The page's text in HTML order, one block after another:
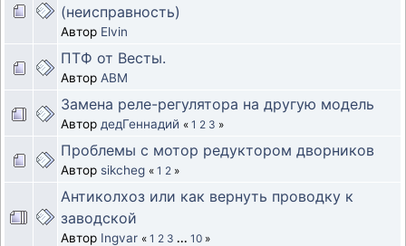
(неисправность)
Автор Elvin
ПТФ от Весты.
Автор ABM
Замена реле-регулятора на другую модель
Автор дедГеннадий « 1 2 3 »
Проблемы с мотор редуктором дворников
Автор sikcheg « 1 2 »
Антиколхоз или как вернуть проводку к
заводской
Автор Ingvar « 1 2 3 ... 10 »